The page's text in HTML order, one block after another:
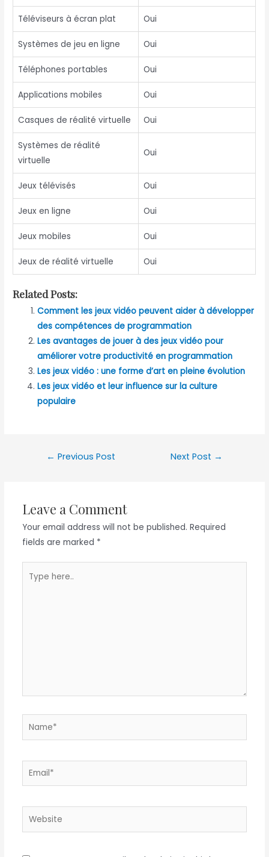
Téléviseurs à écran plat Oui
Systèmes de jeu en ligne Oui
Téléphones portables Oui
Applications mobiles Oui
Casques de réalité virtuelle Oui
Systèmes de réalité
virtuelle
Oui
Jeux télévisés Oui
Jeux en ligne Oui
Jeux mobiles Oui
Jeux de réalité virtuelle Oui
Related Posts:
Comment les jeux vidéo peuvent aider à développer
des compétences de programmation
Les avantages de jouer à des jeux vidéo pour
améliorer votre productivité en programmation
Les jeux vidéo : une forme d’art en pleine évolution
Les jeux vidéo et leur influence sur la culture
populaire
← Previous Post Next Post →
Leave a Comment
Your email address will not be published. Required
fields are marked *
here..
Name*
Email*
Website